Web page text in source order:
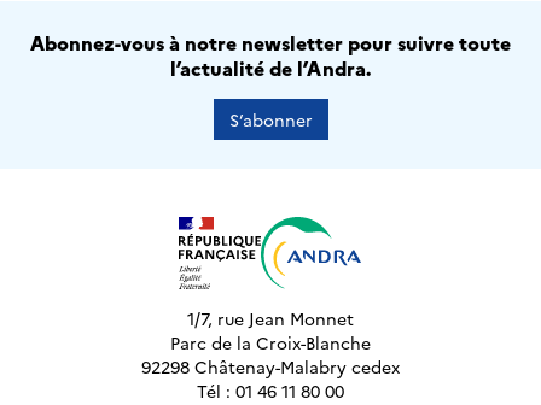
Abonnez-vous à notre newsletter pour suivre toute
l’actualité de l’Andra.
S’abonner
1/7, rue Jean Monnet
Parc de la Croix-Blanche
92298 Châtenay-Malabry cedex
Tél : 01 46 11 80 00